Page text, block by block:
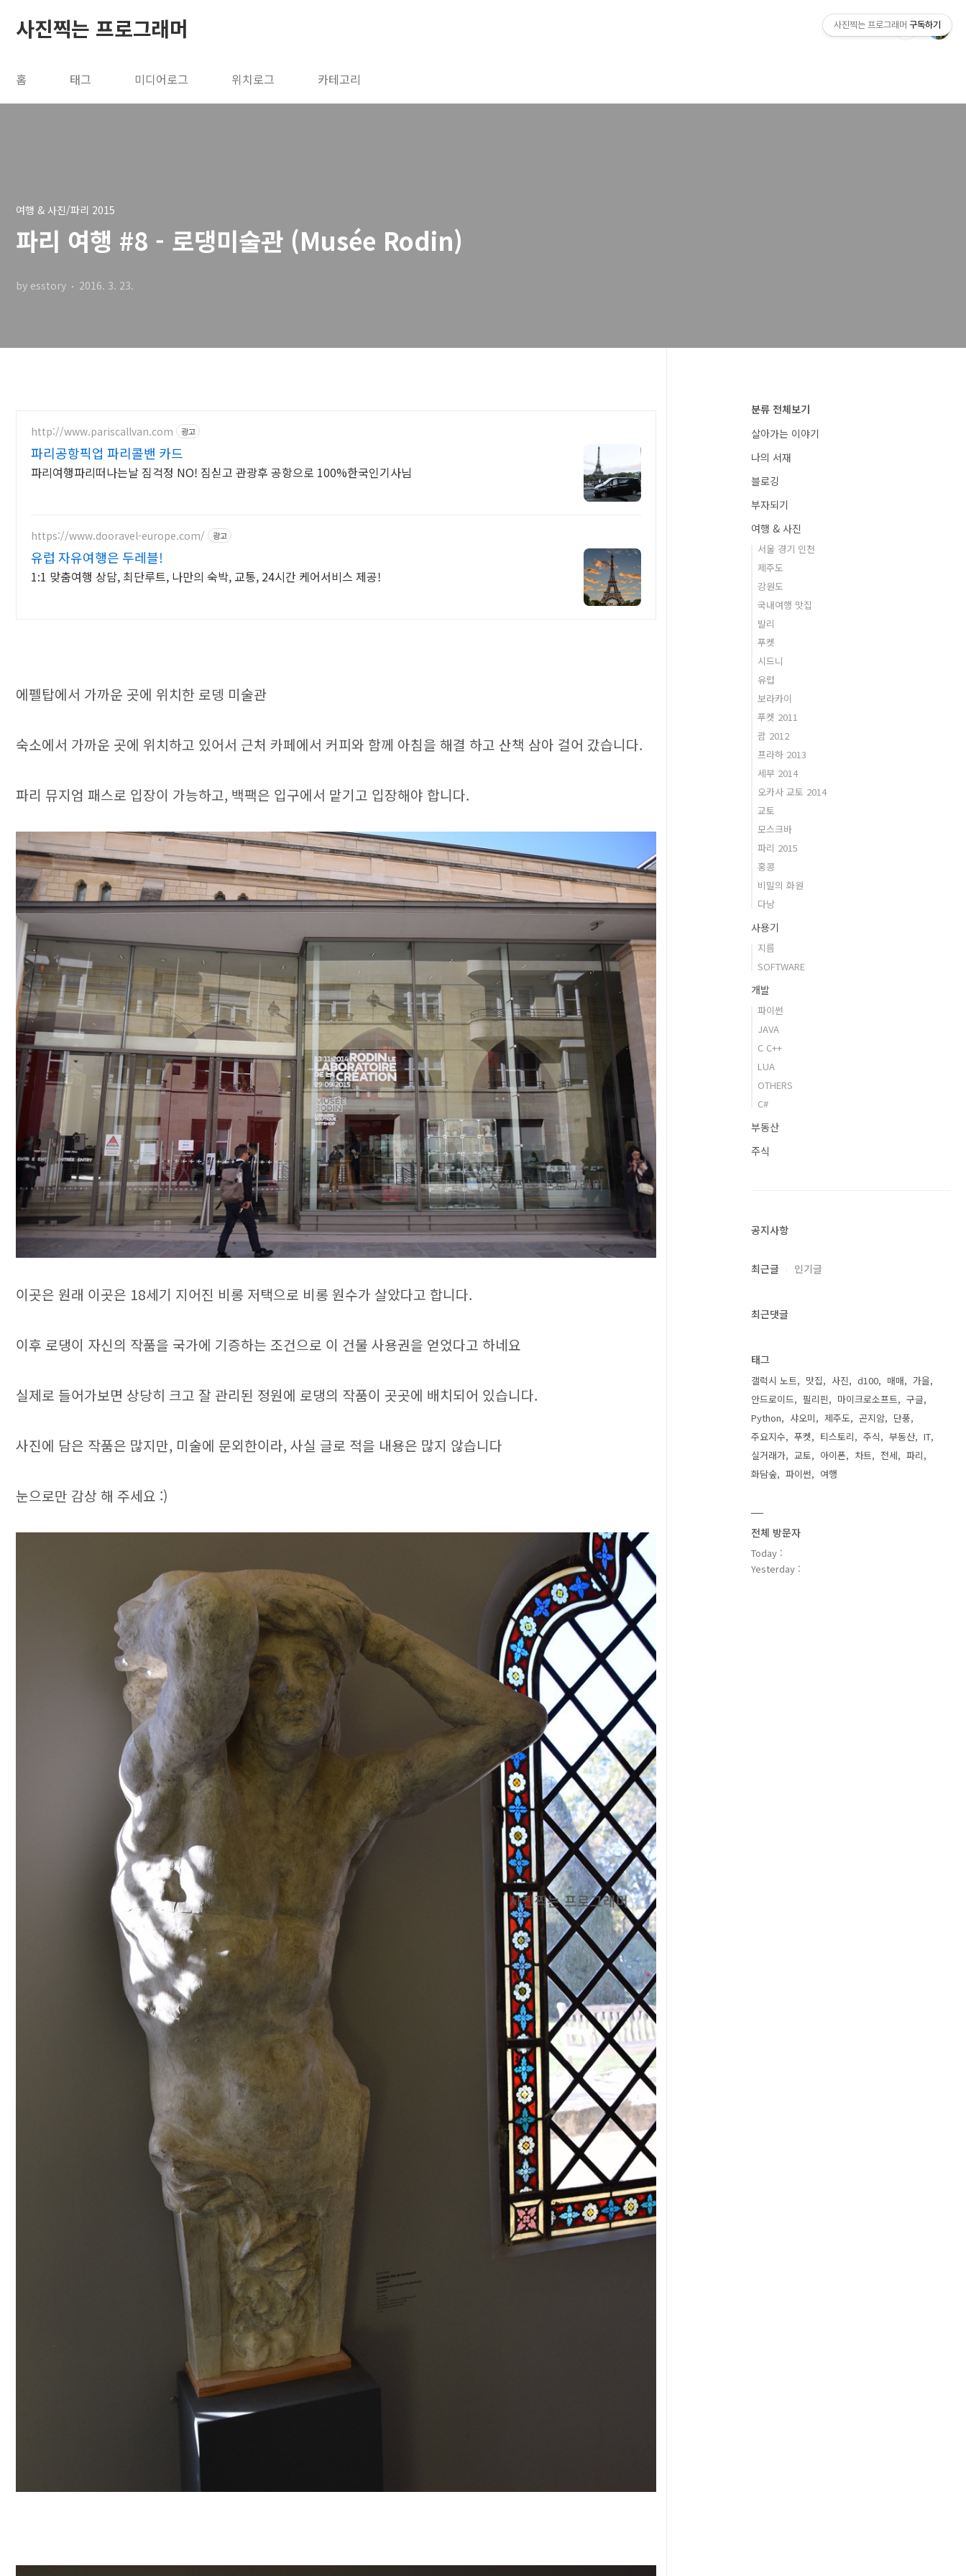
사진찍는 프로그래머
홈 태그 미디어로그 위치로그 카테고리
여행 & 사진/파리 2015
파리 여행 #8 - 로댕미술관 (Musée Rodin)
by esstory 2016. 3. 23.
http://www.pariscallvan.com 광고
파리공항픽업 파리콜밴 카드
파리여행파리떠나는날 짐걱정 NO! 짐싣고 관광후 공항으로 100%한국인기사님
https://www.dooravel-europe.com/ 광고
유럽 자유여행은 두레블!
1:1 맞춤여행 상담, 최단루트, 나만의 숙박, 교통, 24시간 케어서비스 제공!
에펠탑에서 가까운 곳에 위치한 로뎅 미술관
숙소에서 가까운 곳에 위치하고 있어서 근처 카페에서 커피와 함께 아침을 해결 하고 산책 삼아 걸어 갔습니다.
파리 뮤지엄 패스로 입장이 가능하고, 백팩은 입구에서 맡기고 입장해야 합니다.
이곳은 원래 이곳은 18세기 지어진 비롱 저택으로 비롱 원수가 살았다고 합니다.
이후 로댕이 자신의 작품을 국가에 기증하는 조건으로 이 건물 사용권을 얻었다고 하네요
실제로 들어가보면 상당히 크고 잘 관리된 정원에 로댕의 작품이 곳곳에 배치되어 있습니다.
사진에 담은 작품은 많지만, 미술에 문외한이라, 사실 글로 적을 내용은 많지 않습니다
눈으로만 감상 해 주세요 :)
분류 전체보기
살아가는 이야기
나의 서재
블로깅
부자되기
여행 & 사진
서울 경기 인천
제주도
강원도
국내여행 맛집
발리
푸켓
시드니
유럽
보라카이
푸켓 2011
괌 2012
프라하 2013
세부 2014
오카사 교토 2014
교토
모스크바
파리 2015
홍콩
비밀의 화원
다낭
사용기
지름
SOFTWARE
개발
파이썬
JAVA
C C++
LUA
OTHERS
C#
부동산
주식
공지사항
최근글 인기글
최근댓글
태그
갤럭시 노트 맛집 사진 d100 매매
가을
안드로이드
필리핀 마이크로소프트
구글
Python
샤오미 제주도 곤지암
단풍
주요지수
푸켓 티스토리 주식 부동산
IT
실거래가
교토 아이폰 차트 전세
파리
화담숲
파이썬 여행
전체 방문자
Today :
Yesterday :
사진찍는 프로그래머 구독하기